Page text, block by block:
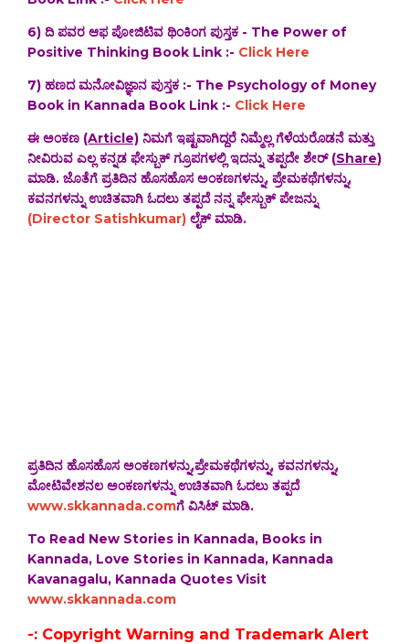
6) ದಿ ಪವರ ಆಫ ಪೋಜಿಟಿವ ಥಿಂಕಿಂಗ ಪುಸ್ತಕ - The Power of
Positive Thinking Book Link :- Click Here
7) ಹಣದ ಮನೋವಿಜ್ಞಾನ ಪುಸ್ತಕ :- The Psychology of Money
Book in Kannada Book Link :- Click Here
ಈ ಅಂಕಣ (Article) ನಿಮಗೆ ಇಷ್ಟವಾಗಿದ್ದರೆ ನಿಮ್ಮೆಲ್ಲ ಗೆಳೆಯರೊಡನೆ ಮತ್ತು
ನೀವಿರುವ ಎಲ್ಲ ಕನ್ನಡ ಫೇಸ್ಬುಕ್ ಗ್ರೂಪಗಳಲ್ಲಿ ಇದನ್ನು ತಪ್ಪದೇ ಶೇರ್ (Share)
ಮಾಡಿ. ಜೊತೆಗೆ ಪ್ರತಿದಿನ ಹೊಸಹೊಸ ಅಂಕಣಗಳನ್ನು, ಪ್ರೇಮಕಥೆಗಳನ್ನು,
ಕವನಗಳನ್ನು ಉಚಿತವಾಗಿ ಓದಲು ತಪ್ಪದೆ ನನ್ನ ಫೇಸ್ಬುಕ್ ಪೇಜನ್ನು
(Director Satishkumar) ಲೈಕ್ ಮಾಡಿ.
ಪ್ರತಿದಿನ ಹೊಸಹೊಸ ಅಂಕಣಗಳನ್ನು,ಪ್ರೇಮಕಥೆಗಳನ್ನು, ಕವನಗಳನ್ನು,
ಮೋಟಿವೇಶನಲ ಅಂಕಣಗಳನ್ನು ಉಚಿತವಾಗಿ ಓದಲು ತಪ್ಪದೆ
www.skkannada.comಗೆ ವಿಸಿಟ್ ಮಾಡಿ.
To Read New Stories in Kannada, Books in
Kannada, Love Stories in Kannada, Kannada
Kavanagalu, Kannada Quotes Visit
www.skkannada.com
-: Copyright Warning and Trademark Alert